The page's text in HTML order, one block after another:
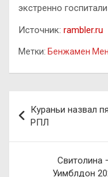
экстренно
Источник: rambler.ru
Метки: Бенжамен
по
записям
Кураньи назвал
РПЛ
Свитолина
Уимблдон